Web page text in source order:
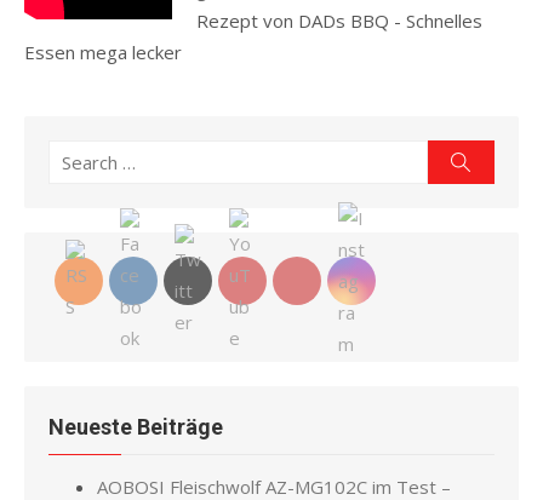
Rezept von DADs BBQ - Schnelles
Essen mega lecker
Search
Neueste Beiträge
AOBOSI Fleischwolf AZ-MG102C im Test –